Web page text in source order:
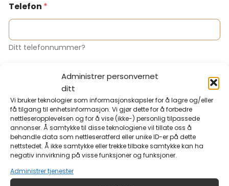
Administrer personvernet
ditt
Vi bruker teknologier som informasjonskapsler for å lagre og/eller
få tilgang til enhetsinformasjon. Vi gjør dette for å forbedre
nettleseropplevelsen og for å vise (ikke-) personlig tilpassede
annonser. Å samtykke til disse teknologiene vil tillate oss å
behandle data som nettleseratferd eller unike ID-er på dette
nettstedet. Å ikke samtykke eller trekke tilbake samtykke kan ha
negativ innvirkning på visse funksjoner og funksjoner.
Administrer tjenester
Telefon *
Ditt telefonnummer?
Din e-postadresse?
Melding